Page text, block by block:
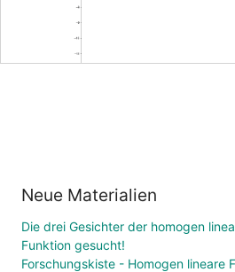
Neue Materialien
Funktion gesucht!
Forschungskiste - Homogen lineare